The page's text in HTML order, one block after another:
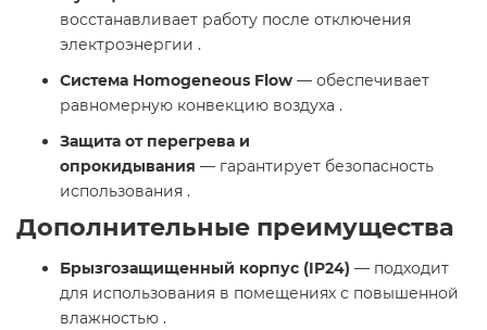
восстанавливает работу после отключения
электроэнергии .
Система Homogeneous Flow — обеспечивает
равномерную конвекцию воздуха .
Защита от перегрева и
опрокидывания — гарантирует безопасность
использования .​
Дополнительные преимущества
Брызгозащищенный корпус (IP24) — подходит
для использования в помещениях с повышенной
влажностью .